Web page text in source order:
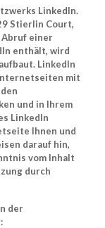
LinkedIn.
Stierlin Court,
Abruf einer
enthält, wird
LinkedIn
mit
und in Ihrem
LinkedIn
Ihnen und
darauf hin,
vom Inhalt
durch
der